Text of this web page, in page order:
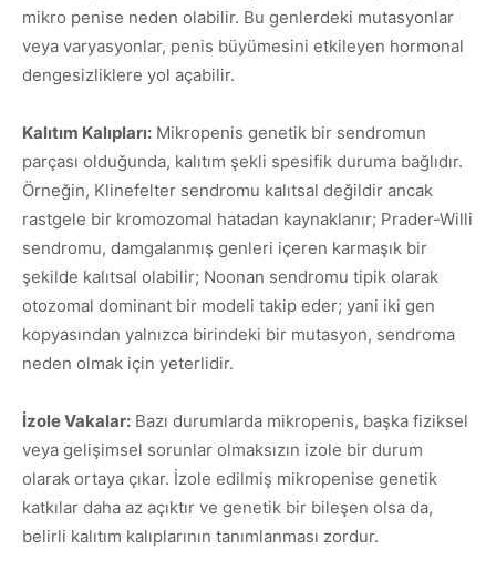
mikro penise neden olabilir. Bu genlerdeki mutasyonlar
veya varyasyonlar, penis büyümesini etkileyen hormonal
dengesizliklere yol açabilir.
Kalıtım Kalıpları: Mikropenis genetik bir sendromun
parçası olduğunda, kalıtım şekli spesifik duruma bağlıdır.
Örneğin, Klinefelter sendromu kalıtsal değildir ancak
rastgele bir kromozomal hatadan kaynaklanır; Prader-Willi
sendromu, damgalanmış genleri içeren karmaşık bir
şekilde kalıtsal olabilir; Noonan sendromu tipik olarak
otozomal dominant bir modeli takip eder; yani iki gen
kopyasından yalnızca birindeki bir mutasyon, sendroma
neden olmak için yeterlidir.
İzole Vakalar: Bazı durumlarda mikropenis, başka fiziksel
veya gelişimsel sorunlar olmaksızın izole bir durum
olarak ortaya çıkar. İzole edilmiş mikropenise genetik
katkılar daha az açıktır ve genetik bir bileşen olsa da,
belirli kalıtım kalıplarının tanımlanması zordur.